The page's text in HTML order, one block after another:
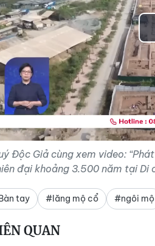
Độc Giả cùng xem video:
đại khoảng 3.500 năm tại Di
tay #lăng mộ cổ #ngôi mộ
QUAN